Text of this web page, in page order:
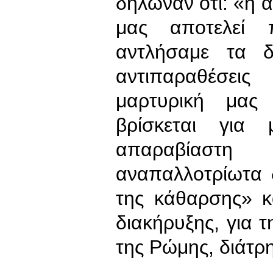
μας αποτελεί
αντλήσαμε τα
μαρτυρική
βρίσκεται
της κάθαρσης»
διακήρυξης, για
της Ρώμης,